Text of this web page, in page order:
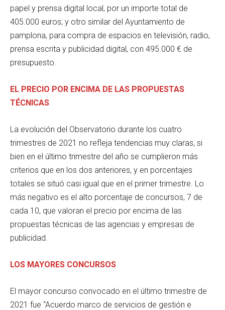
papel y prensa digital local, por un importe total de
405.000 euros; y otro similar del Ayuntamiento de
pamplona, para compra de espacios en televisión, radio,
prensa escrita y publicidad digital, con 495.000 € de
presupuesto.
EL PRECIO POR ENCIMA DE LAS PROPUESTAS
TÉCNICAS
La evolución del Observatorio durante los cuatro
trimestres de 2021 no refleja tendencias muy claras, si
bien en el último trimestre del año se cumplieron más
criterios que en los dos anteriores, y en porcentajes
totales se situó casi igual que en el primer trimestre. Lo
más negativo es el alto porcentaje de concursos, 7 de
cada 10, que valoran el precio por encima de las
propuestas técnicas de las agencias y empresas de
publicidad.
LOS MAYORES CONCURSOS
El mayor concurso convocado en el último trimestre de
2021 fue “Acuerdo marco de servicios de gestión e